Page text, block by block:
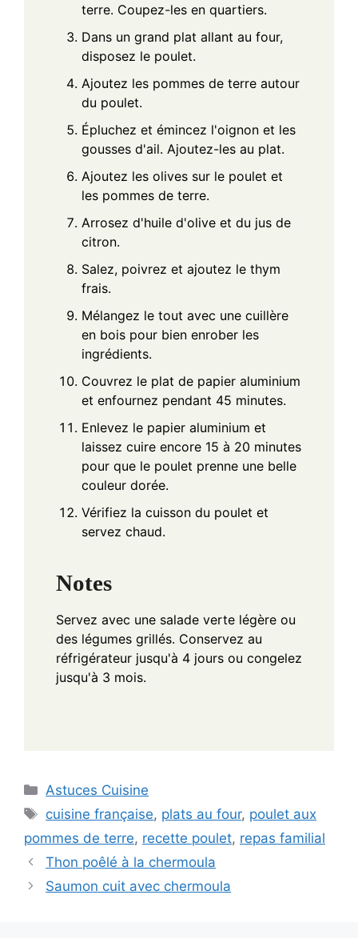
terre. Coupez-les en quartiers.
Dans un grand plat allant au four,
disposez le poulet.
Ajoutez les pommes de terre autour
du poulet.
Épluchez et émincez l'oignon et les
gousses d'ail. Ajoutez-les au plat.
Ajoutez les olives sur le poulet et
les pommes de terre.
Arrosez d'huile d'olive et du jus de
citron.
Salez, poivrez et ajoutez le thym
frais.
Mélangez le tout avec une cuillère
en bois pour bien enrober les
ingrédients.
Couvrez le plat de papier aluminium
et enfournez pendant 45 minutes.
Enlevez le papier aluminium et
laissez cuire encore 15 à 20 minutes
pour que le poulet prenne une belle
couleur dorée.
Vérifiez la cuisson du poulet et
servez chaud.
Notes
Servez avec une salade verte légère ou
des légumes grillés. Conservez au
réfrigérateur jusqu'à 4 jours ou congelez
jusqu'à 3 mois.
Categories
Astuces Cuisine
Tags
cuisine française, plats au four, poulet aux
pommes de terre, recette poulet, repas familial
Thon poêlé à la chermoula
Saumon cuit avec chermoula